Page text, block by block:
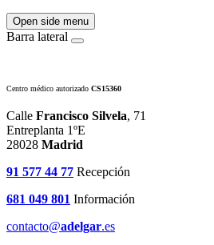
Open side menu
Barra lateral
Centro médico autorizado CS15360
Calle Francisco Silvela, 71
Entreplanta 1ºE
28028 Madrid
91 577 44 77 Recepción
681 049 801 Información
contacto@adelgar.es